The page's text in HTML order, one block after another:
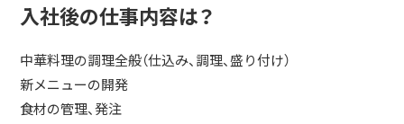
入社後の仕事内容は？
中華料理の調理全般（仕込み、調理、盛り付け）
新メニューの開発
食材の管理、発注